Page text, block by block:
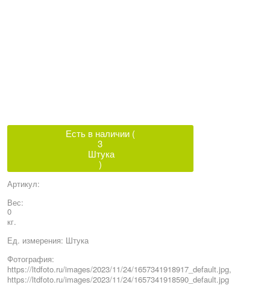
Есть в наличии (
3
Штука
)
Артикул:
Вес:
0
кг.
Ед. измерения: Штука
Фотография:
https://ltdfoto.ru/images/2023/11/24/1657341918917_default.jpg,
https://ltdfoto.ru/images/2023/11/24/1657341918590_default.jpg